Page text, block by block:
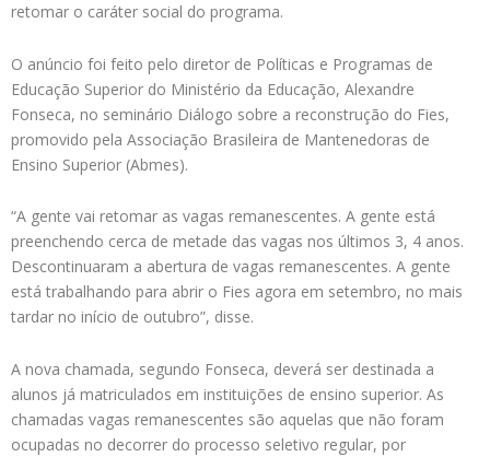
retomar o caráter social do programa.
O anúncio foi feito pelo diretor de Políticas e Programas de
Educação Superior do Ministério da Educação, Alexandre
Fonseca, no seminário Diálogo sobre a reconstrução do Fies,
promovido pela Associação Brasileira de Mantenedoras de
Ensino Superior (Abmes).
“A gente vai retomar as vagas remanescentes. A gente está
preenchendo cerca de metade das vagas nos últimos 3, 4 anos.
Descontinuaram a abertura de vagas remanescentes. A gente
está trabalhando para abrir o Fies agora em setembro, no mais
tardar no início de outubro”, disse.
A nova chamada, segundo Fonseca, deverá ser destinada a
alunos já matriculados em instituições de ensino superior. As
chamadas vagas remanescentes são aquelas que não foram
ocupadas no decorrer do processo seletivo regular, por